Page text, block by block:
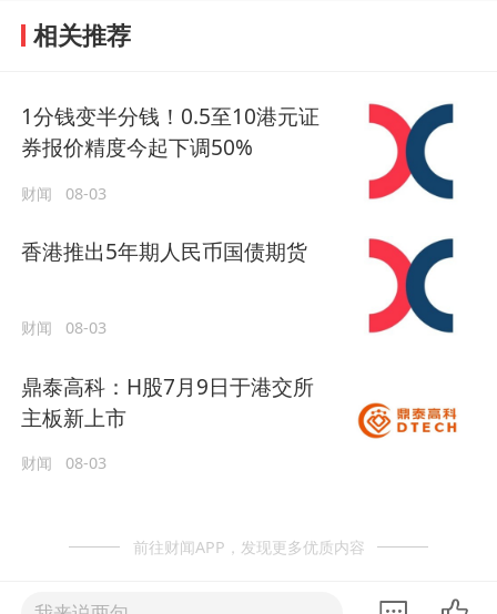
相关推荐
1分钱变半分钱！0.5至10港元证
券报价精度今起下调50%
财闻 08-03
香港推出5年期人民币国债期货
财闻 08-03
鼎泰高科：H股7月9日于港交所
主板新上市
财闻 08-03
前往财闻APP，发现更多优质内容